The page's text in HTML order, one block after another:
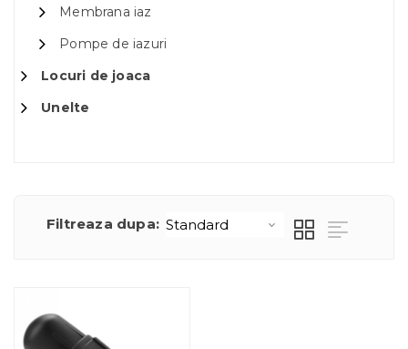
Membrana iaz
Pompe de iazuri
Locuri de joaca
Unelte
Filtreaza dupa: